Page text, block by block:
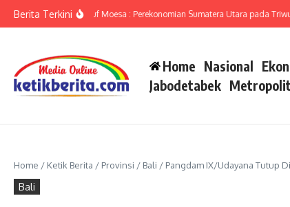
Berita Terkini
Ameriza Ma’ruf Moesa : Perekonomian Sumatera Utara pada
Home Nasional
Jabodetabek
Home / Ketik Berita / Provinsi / Bali / Pangdam IX/Udayana Tutup
Bali